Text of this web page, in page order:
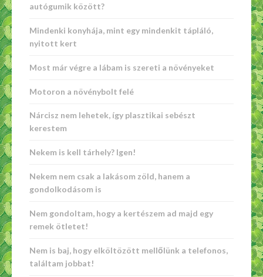
autógumik között?
Mindenki konyhája, mint egy mindenkit tápláló,
nyitott kert
Most már végre a lábam is szereti a növényeket
Motoron a növénybolt felé
Nárcisz nem lehetek, így plasztikai sebészt
kerestem
Nekem is kell tárhely? Igen!
Nekem nem csak a lakásom zöld, hanem a
gondolkodásom is
Nem gondoltam, hogy a kertészem ad majd egy
remek ötletet!
Nem is baj, hogy elköltözött mellőlünk a telefonos,
találtam jobbat!